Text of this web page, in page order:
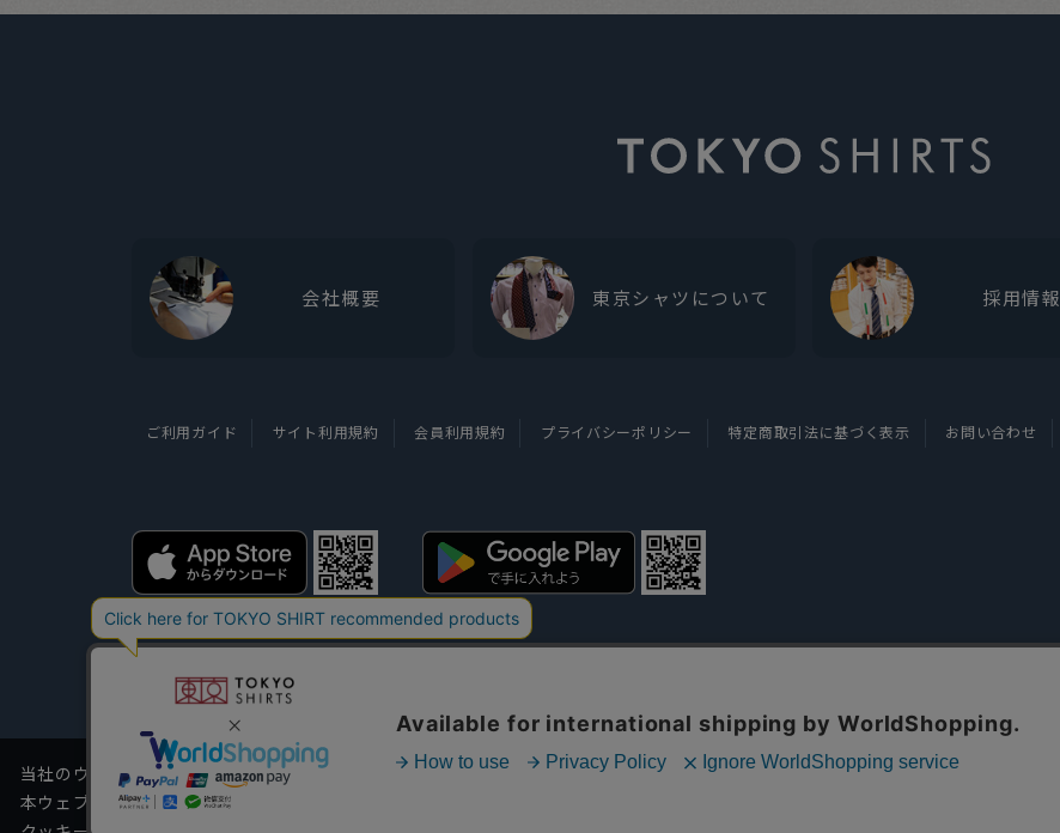
会社概要 東京シャツについて 採用情報
ご利用ガイド サイト利用規約 会員利用規約 プライバシーポリシー 特定商取引法に基づく表示 お問い合わせ
Copyright TOKYO SHIRTS Co.,Ltd. All rights reserved.
当社のウェブサイトでは、お客様の利便性向上のためにクッキーを利用しています。
本ウェブサイトをこのままご利用になる場合、クッキーの使用に同意いただいたものとみなします。